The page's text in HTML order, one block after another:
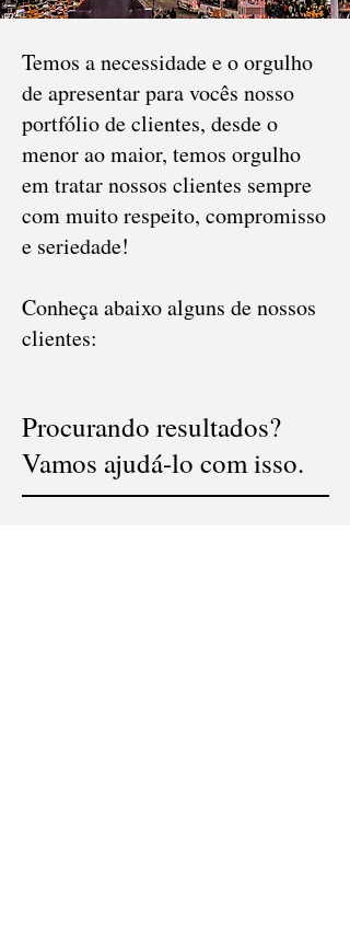
Temos a necessidade e o orgulho
de apresentar para vocês nosso
portfólio de clientes, desde o
menor ao maior, temos orgulho
em tratar nossos clientes sempre
com muito respeito, compromisso
e seriedade!
Conheça abaixo alguns de nossos
clientes:
Procurando resultados?
Vamos ajudá-lo com isso.